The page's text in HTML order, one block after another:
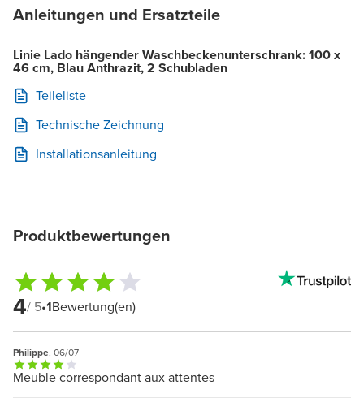
Anleitungen und Ersatzteile
Linie Lado hängender Waschbeckenunterschrank: 100 x
46 cm, Blau Anthrazit, 2 Schubladen
Teileliste
Technische Zeichnung
Installationsanleitung
Produktbewertungen
4/ 5•1Bewertung(en)
Philippe, 06/07
Meuble correspondant aux attentes